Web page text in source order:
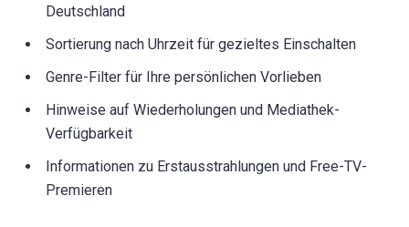
Deutschland
Sortierung nach Uhrzeit für gezieltes Einschalten
Genre-Filter für Ihre persönlichen Vorlieben
Hinweise auf Wiederholungen und Mediathek-
Verfügbarkeit
Informationen zu Erstausstrahlungen und Free-TV-
Premieren